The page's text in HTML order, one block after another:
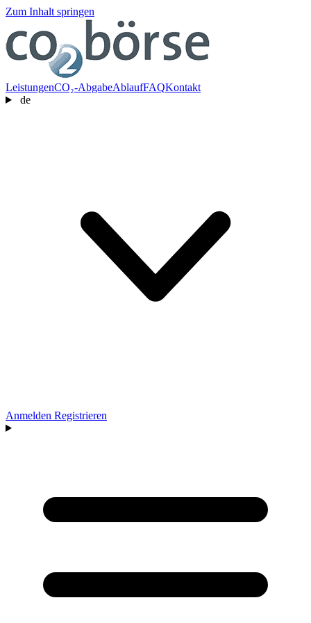
Zum Inhalt springen
LeistungenCO₂-AbgabeAblaufFAQKontakt
de
Anmelden Registrieren